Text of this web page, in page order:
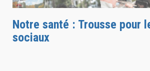
Notre santé : Trousse pour
sociaux